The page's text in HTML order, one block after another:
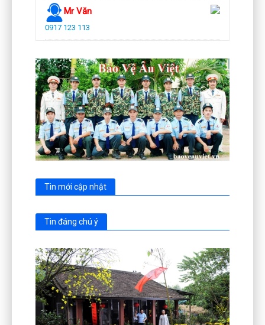
Mr Văn
0917 123 113
Tin mới cập nhật
Tin đáng chú ý